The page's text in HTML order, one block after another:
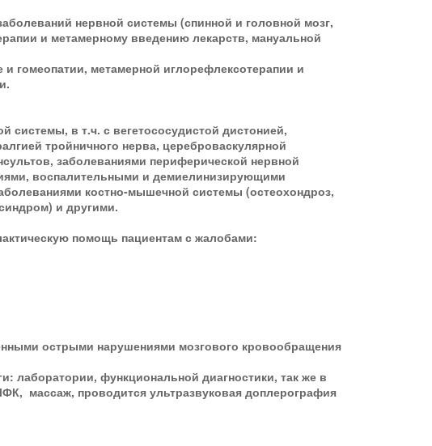
нервной системы (спинной и головной мозг,
и метамерному введению лекарств, мануальной
гомеопатии, метамерной иглорефлексотерапии и
системы, в т.ч. с вегетососудистой дистонией,
тройничного нерва, цереброваскулярной
заболеваниями периферической нервной
воспалительными и демиелинизирующими
костно-мышечной системы (остеохондроз,
и другими.
помощь пациентам с жалобами:
острыми нарушениями мозгового кровообращения
лаборатории, функциональной диагностики, так же в
массаж, проводится ультразвуковая доплерография